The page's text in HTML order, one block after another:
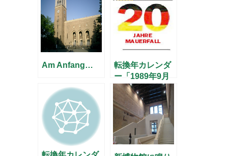
編 –
Am Anfang…
転換年カレンダ
ー「1989年9月
25日」